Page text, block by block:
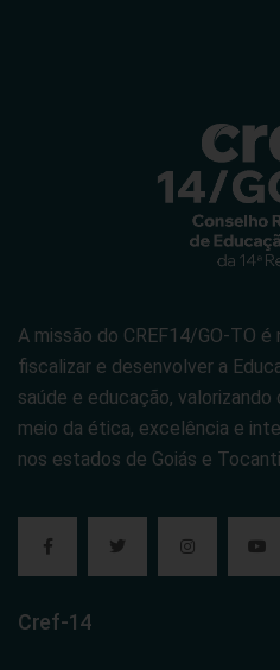
A missão do CREF14/GO-TO é
fiscalizar e desenvolver a
saúde e educação,
meio da ética, excelência e
nos estados de Goiás e
Cref-14